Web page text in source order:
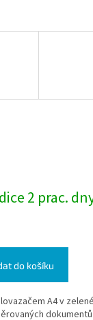
2 prac.
do košíku
A4 v